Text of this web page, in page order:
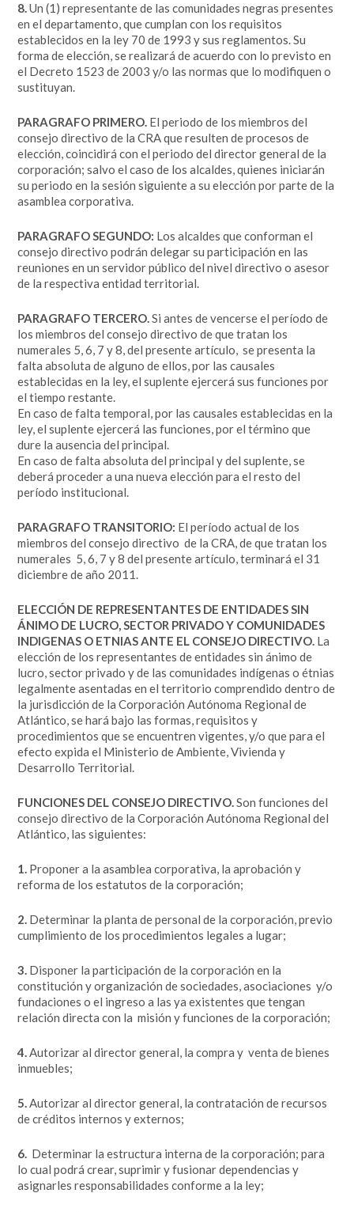
8.Un (1) representante de las comunidades negras presentes
en el departamento, que cumplan con los requisitos
establecidos en la ley 70 de 1993 y sus reglamentos. Su
forma de elección, se realizará de acuerdo con lo previsto en
el Decreto 1523 de 2003 y/o las normas que lo modifiquen o
sustituyan.
PARAGRAFO PRIMERO. El periodo de los miembros del
consejo directivo de la CRA que resulten de procesos de
elección, coincidirá con el periodo del director general de la
corporación; salvo el caso de los alcaldes, quienes iniciarán
su periodo en la sesión siguiente a su elección por parte de la
asamblea corporativa.
PARAGRAFO SEGUNDO: Los alcaldes que conforman el
consejo directivo podrán delegar su participación en las
reuniones en un servidor público del nivel directivo o asesor
de la respectiva entidad territorial.
PARAGRAFO TERCERO.Si antes de vencerse el período de
los miembros del consejo directivo de que tratan los
numerales 5, 6, 7 y 8, del presente artículo, se presenta la
falta absoluta de alguno de ellos, por las causales
establecidas en la ley, el suplente ejercerá sus funciones por
el tiempo restante.
En caso de falta temporal, por las causales establecidas en la
ley, el suplente ejercerá las funciones, por el término que
dure la ausencia del principal.
En caso de falta absoluta del principal y del suplente, se
deberá proceder a una nueva elección para el resto del
período institucional.
PARAGRAFO TRANSITORIO: El período actual de los
miembros del consejo directivo de la CRA, de que tratan los
numerales 5, 6, 7 y 8 del presente artículo, terminará el 31
diciembre de año 2011.
ELECCIÓN DE REPRESENTANTES DE ENTIDADES SIN
ÁNIMO DE LUCRO, SECTOR PRIVADO Y COMUNIDADES
INDIGENAS O ETNIAS ANTE EL CONSEJO DIRECTIVO. La
elección de los representantes de entidades sin ánimo de
lucro, sector privado y de las comunidades indígenas o étnias
legalmente asentadas en el territorio comprendido dentro de
la jurisdicción de la Corporación Autónoma Regional de
Atlántico, se hará bajo las formas, requisitos y
procedimientos que se encuentren vigentes, y/o que para el
efecto expida el Ministerio de Ambiente, Vivienda y
Desarrollo Territorial.
FUNCIONES DEL CONSEJO DIRECTIVO.Son funciones del
consejo directivo de la Corporación Autónoma Regional del
Atlántico, las siguientes:
1. Proponer a la asamblea corporativa, la aprobación y
reforma de los estatutos de la corporación;
2. Determinar la planta de personal de la corporación, previo
cumplimiento de los procedimientos legales a lugar;
3. Disponer la participación de la corporación en la
constitución y organización de sociedades, asociaciones y/o
fundaciones o el ingreso a las ya existentes que tengan
relación directa con la misión y funciones de la corporación;
4.Autorizar al director general, la compra y venta de bienes
inmuebles;
5.Autorizar al director general, la contratación de recursos
de créditos internos y externos;
6. Determinar la estructura interna de la corporación; para
lo cual podrá crear, suprimir y fusionar dependencias y
asignarles responsabilidades conforme a la ley;